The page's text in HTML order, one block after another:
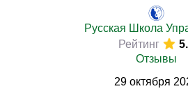
Русская Школа
Рейтинг
Отзывы
29 октября